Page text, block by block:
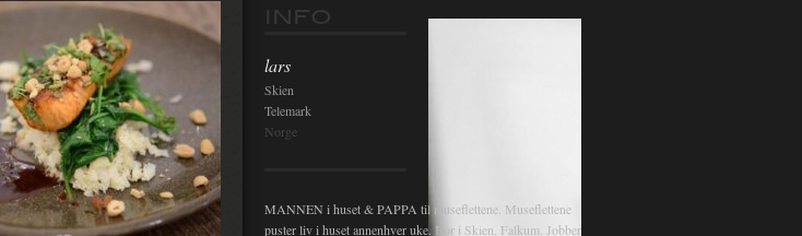
INFO
lars
Skien
Telemark
Norge
MANNEN i huset & PAPPA til museflettene. Museflettene
puster liv i huset annenhver uke. Bor i Skien, Falkum. Jobber